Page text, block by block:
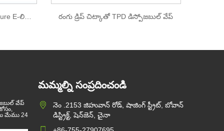
డిస్పోజబుల్ పాడ్ పరికరం 0mg Ipure E-లిక్విడ్ నికోటిన్ రంగు డ్రిప్ చిట్కాతో TPD డిస్పోజబుల్ వేప్
వేప్
మేము 24
మమ్మల్ని సంప్రదించండి
నెం .2153 జిహువాన్ రోడ్, షాజింగ్ స్ట్రీట్, బోవాన్
డిస్ట్రిక్ట్, షెన్‌జెన్, చైనా